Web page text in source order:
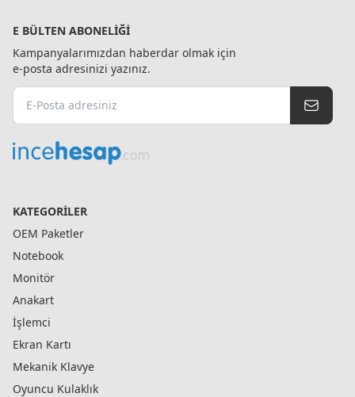
E BÜLTEN ABONELIĞI
Kampanyalarımızdan haberdar olmak için
e-posta adresinizi yazınız.
KATEGORILER
OEM Paketler
Notebook
Monitör
Anakart
İşlemci
Ekran Kartı
Mekanik Klavye
Oyuncu Kulaklık